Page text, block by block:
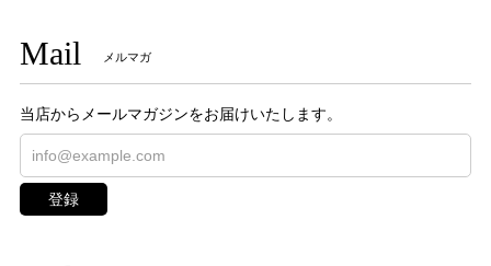
Mail メルマガ
当店からメールマガジンをお届けいたします。
登録